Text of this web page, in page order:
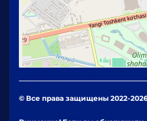
© Все права защищены 2022-